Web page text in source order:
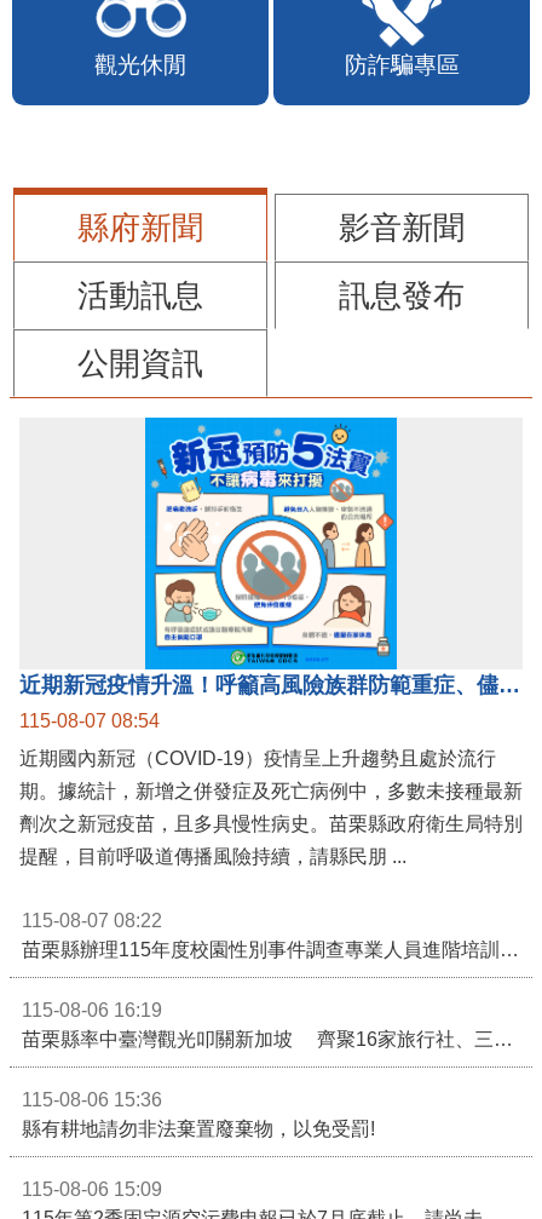
觀光休閒 防詐騙專區
縣府新聞
影音新聞
活動訊息
訊息發布
公開資訊
近期新冠疫情升溫！呼籲高風險族群防範重症、儘速接種疫苗及早就醫
115-08-07 08:54
近期國內新冠（COVID-19）疫情呈上升趨勢且處於流行
期。據統計，新增之併發症及死亡病例中，多數未接種最新
劑次之新冠疫苗，且多具慢性病史。苗栗縣政府衛生局特別
提醒，目前呼吸道傳播風險持續，請縣民朋 ...
115-08-07 08:22
苗栗縣辦理115年度校園性別事件調查專業人員進階培訓 深化調查實務能力 持續打造安全友善校園
115-08-06 16:19
苗栗縣率中臺灣觀光叩關新加坡 齊聚16家旅行社、三大航空 NATAS旅展開賣主題遊程
115-08-06 15:36
縣有耕地請勿非法棄置廢棄物，以免受罰!
115-08-06 15:09